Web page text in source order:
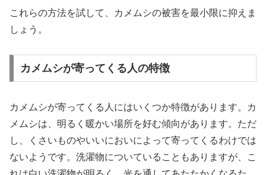
これらの方法を試して、カメムシの被害を最小限に抑えま
しょう。
カメムシが寄ってくる人の特徴
カメムシが寄ってくる人にはいくつか特徴があります。カ
メムシは、明るく暖かい場所を好む傾向があります。ただ
し、くさいものやいいにおいによって寄ってくるわけでは
ないようです。洗濯物についていることもありますが、こ